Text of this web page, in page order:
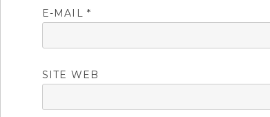
E-MAIL *
SITE WEB